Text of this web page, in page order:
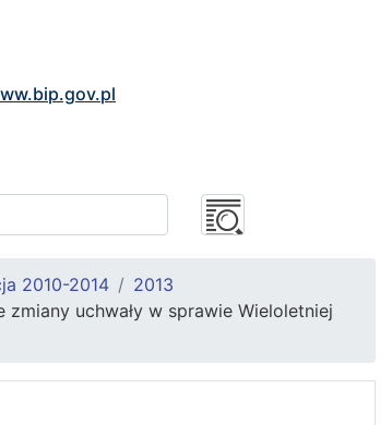
2010-2014
2013
uchwały w sprawie Wieloletniej